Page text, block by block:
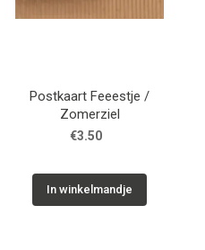
Postkaart Feeestje /
Zomerziel
€3.50
In winkelmandje